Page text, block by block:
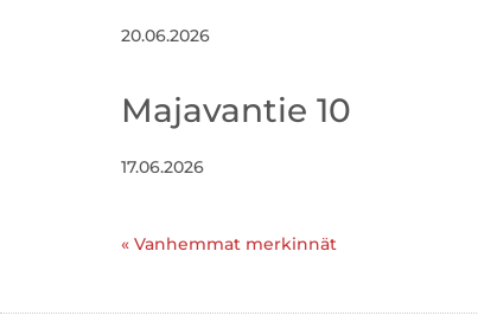
20.06.2026
Majavantie 10
17.06.2026
« Vanhemmat merkinnät